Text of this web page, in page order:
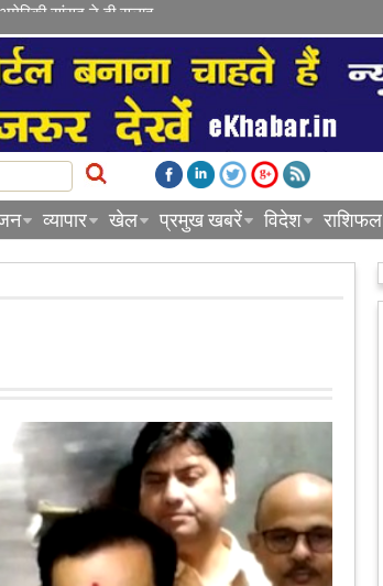
सांसद ने दी सलाह
व्यापार खेल प्रमुख खबरें विदेश राशिफल